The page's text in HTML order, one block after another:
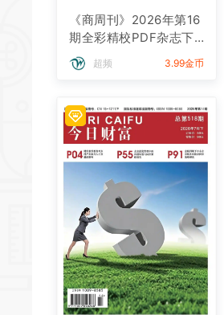
《商周刊》2026年第16
期全彩精校PDF杂志下
载
超频 3.99金币